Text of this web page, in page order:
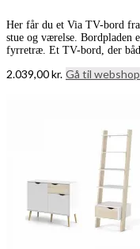
Her får du et Via TV-bord
stue og værelse. Bordpladen
fyrretræ. Et TV-bord, der
2.039,00kr. Gå til webshop